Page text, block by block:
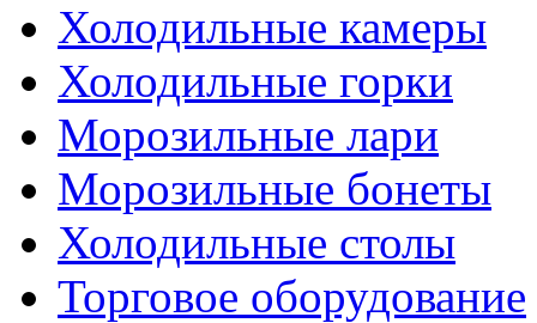
Холодильные камеры
Холодильные горки
Морозильные лари
Морозильные бонеты
Холодильные столы
Торговое оборудование